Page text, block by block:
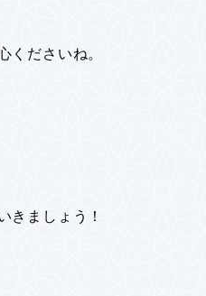
くださいね。
きましょう！